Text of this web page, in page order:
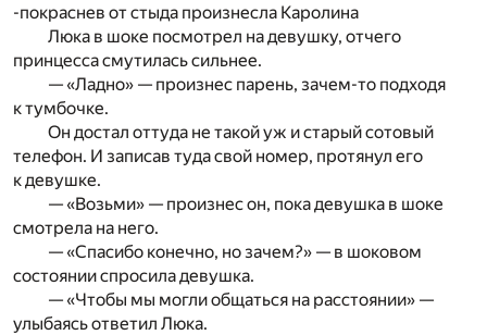
-покраснев от стыда произнесла Каролина
Люка в шоке посмотрел на девушку, отчего
принцесса смутилась сильнее.
— «Ладно» — произнес парень, зачем-то подходя
к тумбочке.
Он достал оттуда не такой уж и старый сотовый
телефон. И записав туда свой номер, протянул его
к девушке.
— «Возьми» — произнес он, пока девушка в шоке
смотрела на него.
— «Спасибо конечно, но зачем?» — в шоковом
состоянии спросила девушка.
— «Чтобы мы могли общаться на расстоянии» —
улыбаясь ответил Люка.